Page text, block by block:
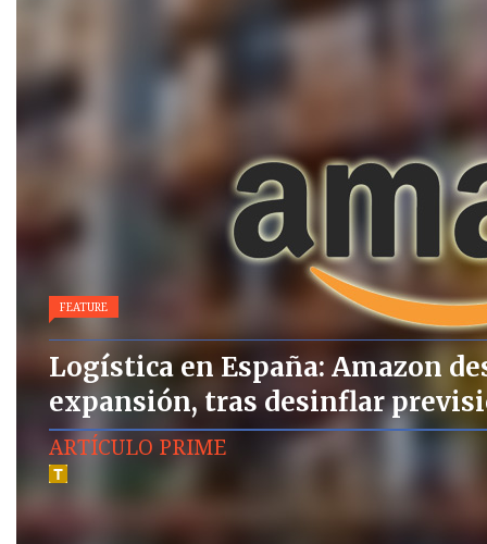
FEATURE
Logística en España: Amazon
expansión, tras desinflar
ARTÍCULO PRIME